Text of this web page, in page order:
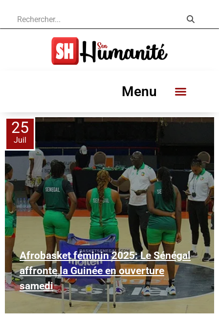
Menu
25
Juil
Afrobasket féminin 2025: Le Sénégal
affronte la Guinée en ouverture
samedi